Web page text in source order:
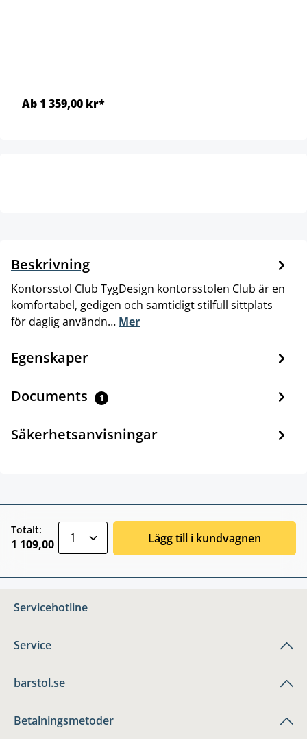
Ab 1 359,00 kr*
Beskrivning
Kontorsstol Club TygDesign kontorsstolen Club är en
komfortabel, gedigen och samtidigt stilfull sittplats
för daglig användn… Mer
Egenskaper
Documents 1
Säkerhetsanvisningar
Totalt:
1 109,00 kr Lägg till i kundvagnen
Servicehotline
Service
barstol.se
Betalningsmetoder